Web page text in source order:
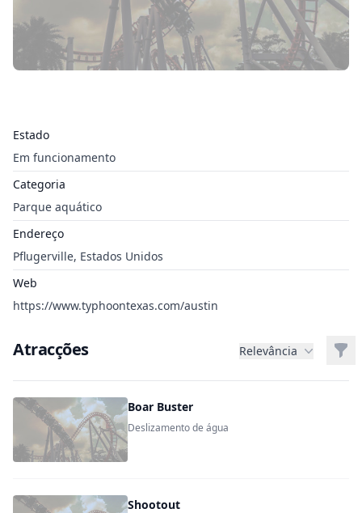
Estado
Em funcionamento
Categoria
Parque aquático
Endereço
Pflugerville, Estados Unidos
Web
https://www.typhoontexas.com/austin
Atracções Relevância
Boar Buster
Deslizamento de água
Shootout